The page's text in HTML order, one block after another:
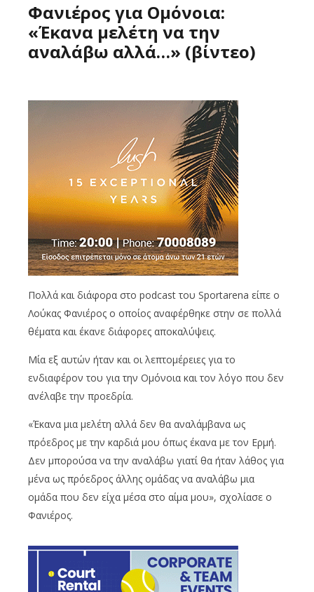
Φανιέρος για Ομόνοια:
«Έκανα μελέτη να την
αναλάβω αλλά…» (βίντεο)
Πολλά και διάφορα στο podcast του Sportarena είπε ο
Λούκας Φανιέρος ο οποίος αναφέρθηκε στην σε πολλά
θέματα και έκανε διάφορες αποκαλύψεις.
Μία εξ αυτών ήταν και οι λεπτομέρειες για το
ενδιαφέρον του για την Ομόνοια και τον λόγο που δεν
ανέλαβε την προεδρία.
«Έκανα μια μελέτη αλλά δεν θα αναλάμβανα ως
πρόεδρος με την καρδιά μου όπως έκανα με τον Ερμή.
Δεν μπορούσα να την αναλάβω γιατί θα ήταν λάθος για
μένα ως πρόεδρος άλλης ομάδας να αναλάβω μια
ομάδα που δεν είχα μέσα στο αίμα μου», σχολίασε ο
Φανιέρος.